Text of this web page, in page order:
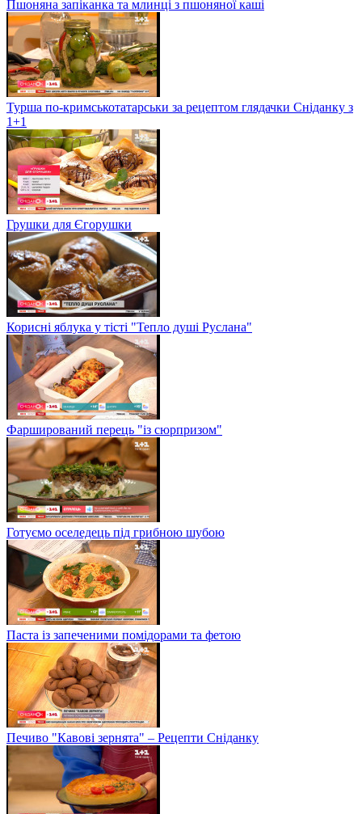
Пшоняна запіканка та млинці з пшоняної каші
Турша по-кримськотатарськи за рецептом глядачки Сніданку з
1+1
Грушки для Єгорушки
Корисні яблука у тісті "Тепло душі Руслана"
Фарширований перець "із сюрпризом"
Готуємо оселедець під грибною шубою
Паста із запеченими помідорами та фетою
Печиво "Кавові зернята" – Рецепти Сніданку